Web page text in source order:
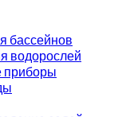
бассейнов
водорослей
приборы